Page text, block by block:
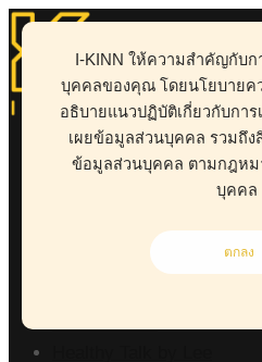
I-KINN ให้ความสำคัญกับ
บุคคลของคุณ โดยนโยบายค
อธิบายแนวปฏิบัติเกี่ยวกับการ
เผยข้อมูลส่วนบุคคล รวมถึง
ข้อมูลส่วนบุคคล ตามกฎห
บุคคล
ตกลง
ABOUT
HEALTH
BUSINESS
RISK MANAGEMENT